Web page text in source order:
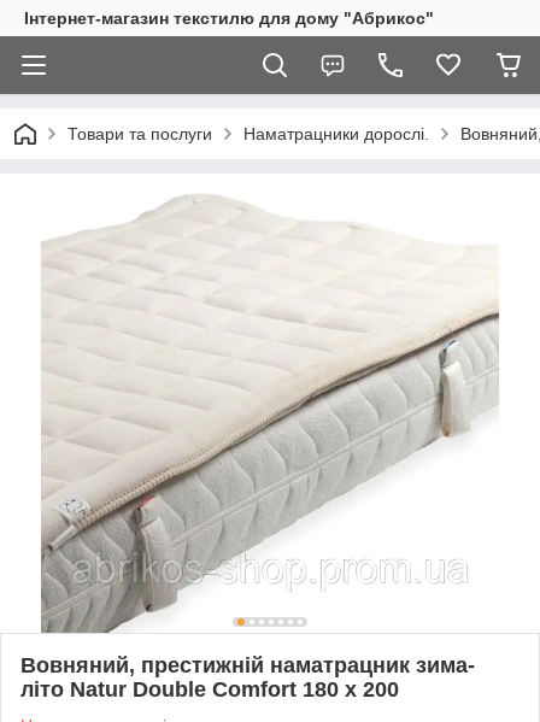
Інтернет-магазин текстилю для дому "Абрикос"
Товари та послуги Наматрацники дорослі.
Вовняний, престижній наматрацник зима-
літо Natur Double Comfort 180 х 200